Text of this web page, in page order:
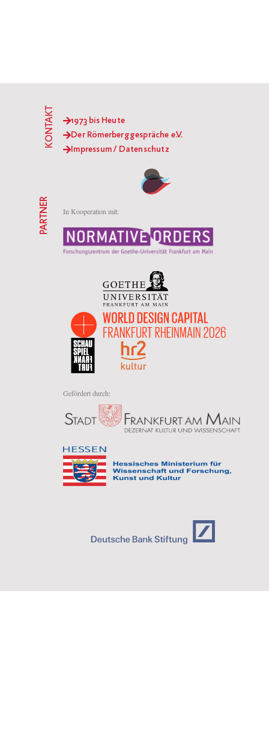
1973 bis Heute
Der Römerberggespräche e.V.
Impressum / Datenschutz
KONTAKT
In Kooperation mit:
Gefördert durch:
PARTNER